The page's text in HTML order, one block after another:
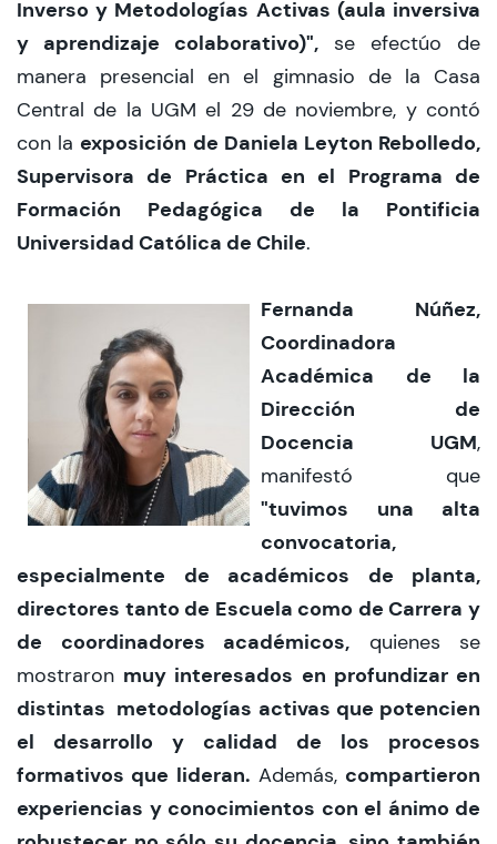
Inverso y Metodologías Activas (aula inversiva
y aprendizaje colaborativo)", se efectúo de
manera presencial en el gimnasio de la Casa
Central de la UGM el 29 de noviembre, y contó
con la exposición de Daniela Leyton Rebolledo,
Supervisora de Práctica en el Programa de
Formación Pedagógica de la Pontificia
Universidad Católica de Chile.
Fernanda Núñez,
Coordinadora
Académica de la
Dirección de
Docencia UGM,
manifestó que
"tuvimos una alta
convocatoria,
especialmente de académicos de planta,
directores tanto de Escuela como de Carrera y
de coordinadores académicos, quienes se
mostraron muy interesados en profundizar en
distintas metodologías activas que potencien
el desarrollo y calidad de los procesos
formativos que lideran. Además, compartieron
experiencias y conocimientos con el ánimo de